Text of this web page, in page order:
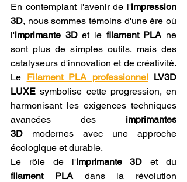
En contemplant l'avenir de l'impression
3D, nous sommes témoins d'une ère où
l'imprimante 3D et le filament PLA ne
sont plus de simples outils, mais des
catalyseurs d'innovation et de créativité.
Le Filament PLA professionnel LV3D
LUXE symbolise cette progression, en
harmonisant les exigences techniques
avancées des imprimantes
3D modernes avec une approche
écologique et durable.
Le rôle de l'imprimante 3D
filament PLA dans la révolution